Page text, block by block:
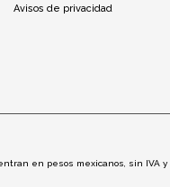
Avisos de privacidad
en pesos mexicanos, sin IVA y